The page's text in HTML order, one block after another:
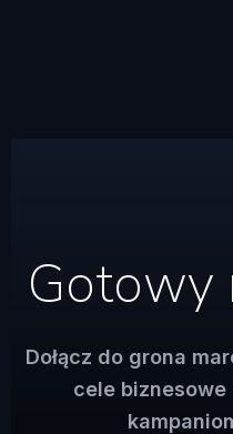
Gotowy
Dołącz do grona
cele